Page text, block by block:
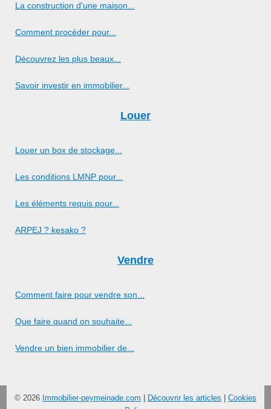
La construction d'une maison...
Comment procéder pour...
Découvrez les plus beaux...
Savoir investir en immobilier...
Louer
Louer un box de stockage...
Les conditions LMNP pour...
Les éléments requis pour...
ARPEJ ? kesako ?
Vendre
Comment faire pour vendre son...
Que faire quand on souhaite...
Vendre un bien immobilier de...
© 2026 Immobilier-peymeinade.com Découvrir les articles
Cookies